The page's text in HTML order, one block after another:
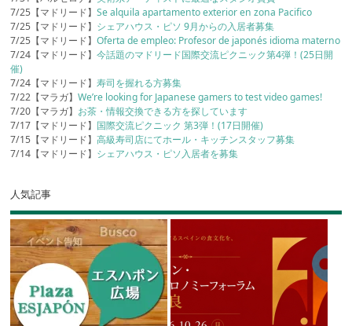
7/25【マドリード】Se alquila apartamento exterior en zona Pacifico
7/25【マドリード】 シェアハウス・ピソ 9月からの入居者募集
7/25【マドリード】Oferta de empleo: Profesor de japonés idioma materno
7/24【マドリード】今話題のマドリード国際交流ピクニック第4弾！(25日開
催)
7/24【マドリード】寿司を握れる方募集
7/22【マラガ】We’re looking for Japanese gamers to test video games!
7/20【マラガ】 お茶・情報交換できる方を探しています
7/17【マドリード】 国際交流ピクニック 第3弾！(17日開催)
7/15【マドリード】高級寿司店にてホール・キッチンスタッフ募集
7/14【マドリード】 シェアハウス・ピソ入居者を募集
人気記事